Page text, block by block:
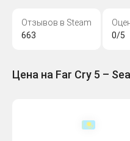
Отзывов в Steam
663
0/5
Цена на Far Cry 5 –